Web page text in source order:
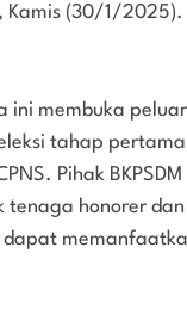
Kamis (30/1/2025).
ini membuka
tahap
Pihak
tenaga honorer